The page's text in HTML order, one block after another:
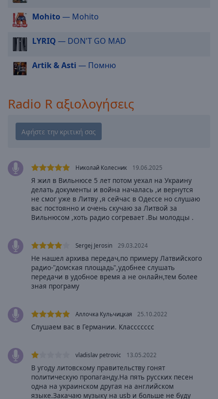
window.
Text
Color
Opacity
Text
Color
Background
Opacity
Text
Edge
Font
Mohito — Mohito
LYRIQ — DON'T GO MAD
Artik & Asti — Помню
Radio R αξιολογήσεις
Николай Колесник 19.06.2025
Я жил в Вильнюсе 5 лет потом уехал на Украину
делать документы и война началась ,и вернутся
не смог уже в Литву ,я сейчас в Одессе но слушаю
вас постоянно и очень скучаю за Литвой за
Вильнюсом ,хоть радио согревает .Вы молодцы .
Sergej Jerosin 29.03.2024
Не нашел архива передач,по примеру Латвийского
радио-"домская площадь",удобнее слушать
передачи в удобное время а не онлайн,тем более
зная програму
Аллочка Кульчицкая 25.10.2022
Слушаем вас в Германии. Классссссс
vladislav petrovic 13.05.2022
В угоду литовскому правительству гонят
политическую пропаганду.На пять русских песен
одна на украинском другая на английском
языке.Закачаю музыку на usb и больше не буду